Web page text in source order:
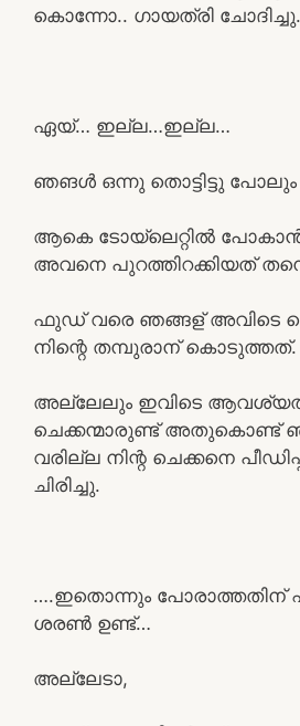
കൊന്നോ.. ഗായത്രി ചോദിച്ചു.
ഏയ്‌… ഇല്ല…ഇല്ല…
ഞങൾ ഒന്നു തൊട്ടിട്ടു
ആകെ ടോയ്‌ലെറ്റിൽ
അവനെ പുറത്തിറക്കിയത്
ഫുഡ് വരെ ഞങ്ങള് അവിടെ
നിന്റെ തമ്പുരാന് കൊടുത്തത്.
അല്ലേലും ഇവിടെ
ചെക്കന്മാരുണ്ട് അതുകൊണ്ട്
വരില്ല നിന്റ ചെക്കനെ
ചിരിച്ചു.
….ഇതൊന്നും പോരാത്തതിന്
ശരൺ ഉണ്ട്…
അല്ലേടാ,